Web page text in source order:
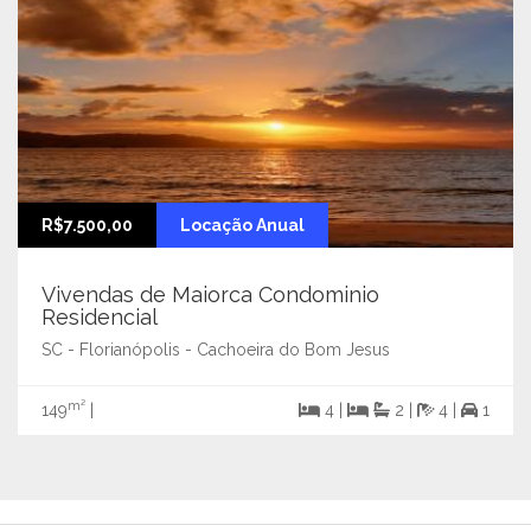
R$7.500,00 Locação Anual
Vivendas de Maiorca Condominio
Residencial
SC - Florianópolis - Cachoeira do Bom Jesus
149m² 4 | 2 | 4 | 1